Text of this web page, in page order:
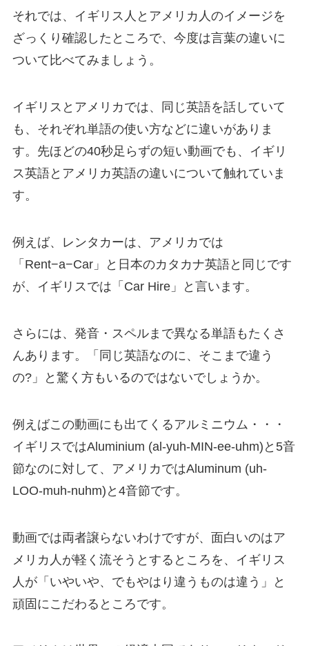
それでは、イギリス人とアメリカ人のイメージを
ざっくり確認したところで、今度は言葉の違いに
ついて比べてみましょう。
イギリスとアメリカでは、同じ英語を話していて
も、それぞれ単語の使い方などに違いがありま
す。先ほどの40秒足らずの短い動画でも、
イギリ
ス英語とアメリカ英語の違いについて触れていま
す。
例えば、レンタカーは、アメリカでは
「Rent−a−Car」と日本のカタカナ英語と同じです
が、イギリスでは「Car Hire」と言います。
さらには、発音・スペルまで異なる単語もたくさ
んあります。「同じ英語なのに、そこまで違う
の?」と驚く方もいるのではないでしょうか。
例えばこの動画にも出てくるアルミニウム・・・
イギリスではAluminium (al-yuh-MIN-ee-uhm)と5音
節なのに対して、アメリカではAluminum (uh-
LOO-muh-nuhm)と4音節です。
動画では両者譲らないわけですが、面白いのはア
メリカ人が軽く流そうとするところを、イギリス
人が「いやいや、でもやはり違うものは違う」と
頑固にこだわるところです。